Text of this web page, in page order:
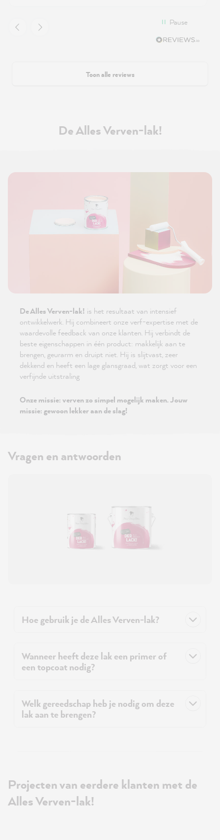
Pause
Toon alle reviews
De Alles Verven-lak!
De Alles Verven-lak! is het resultaat van intensief
ontwikkelwerk. Hij combineert onze verf-expertise met de
waardevolle feedback van onze klanten. Hij verbindt de
beste eigenschappen in één product: makkelijk aan te
brengen, geurarm en druipt niet. Hij is slijtvast, zeer
dekkend en heeft een lage glansgraad, wat zorgt voor een
verfijnde uitstraling
Onze missie: verven zo simpel mogelijk maken. Jouw
missie: gewoon lekker aan de slag!
Vragen en antwoorden
Hoe gebruik je de Alles Verven-lak?
Wanneer heeft deze lak een primer of
een topcoat nodig?
Welk gereedschap heb je nodig om deze
lak aan te brengen?
Projecten van eerdere klanten met de
Alles Verven-lak!